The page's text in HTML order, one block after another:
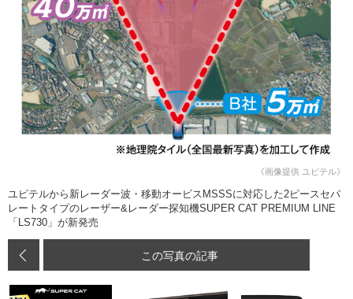
《画像提供 ユピテル》
ユピテルから新レーダー波・移動オービスMSSSに対応した2ピースセパ
レートタイプのレーザー&レーダー探知機SUPER CAT PREMIUM LINE
「LS730」が新発売
この写真の記事